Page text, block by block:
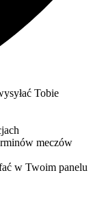
Tobie
meczów
w Twoim panelu